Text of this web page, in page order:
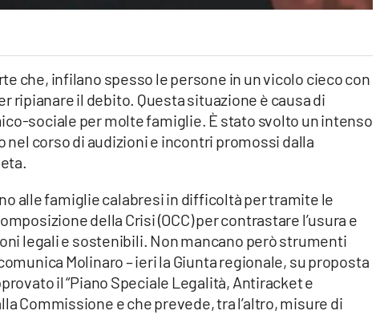
che, infilano spesso le persone in un vicolo cieco con
ripianare il debito. Questa situazione è causa di
sociale per molte famiglie. È stato svolto un intenso
corso di audizioni e incontri promossi dalla
alle famiglie calabresi in difficoltà per tramite le
della Crisi (OCC) per contrastare l’usura e
legali e sostenibili. Non mancano però strumenti
Molinaro – ieri la Giunta regionale, su proposta
il “Piano Speciale Legalità, Antiracket e
Commissione e che prevede, tra l’altro, misure di